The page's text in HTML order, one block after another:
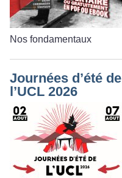
Nos fondamentaux
Journées d’été de
l’UCL 2026